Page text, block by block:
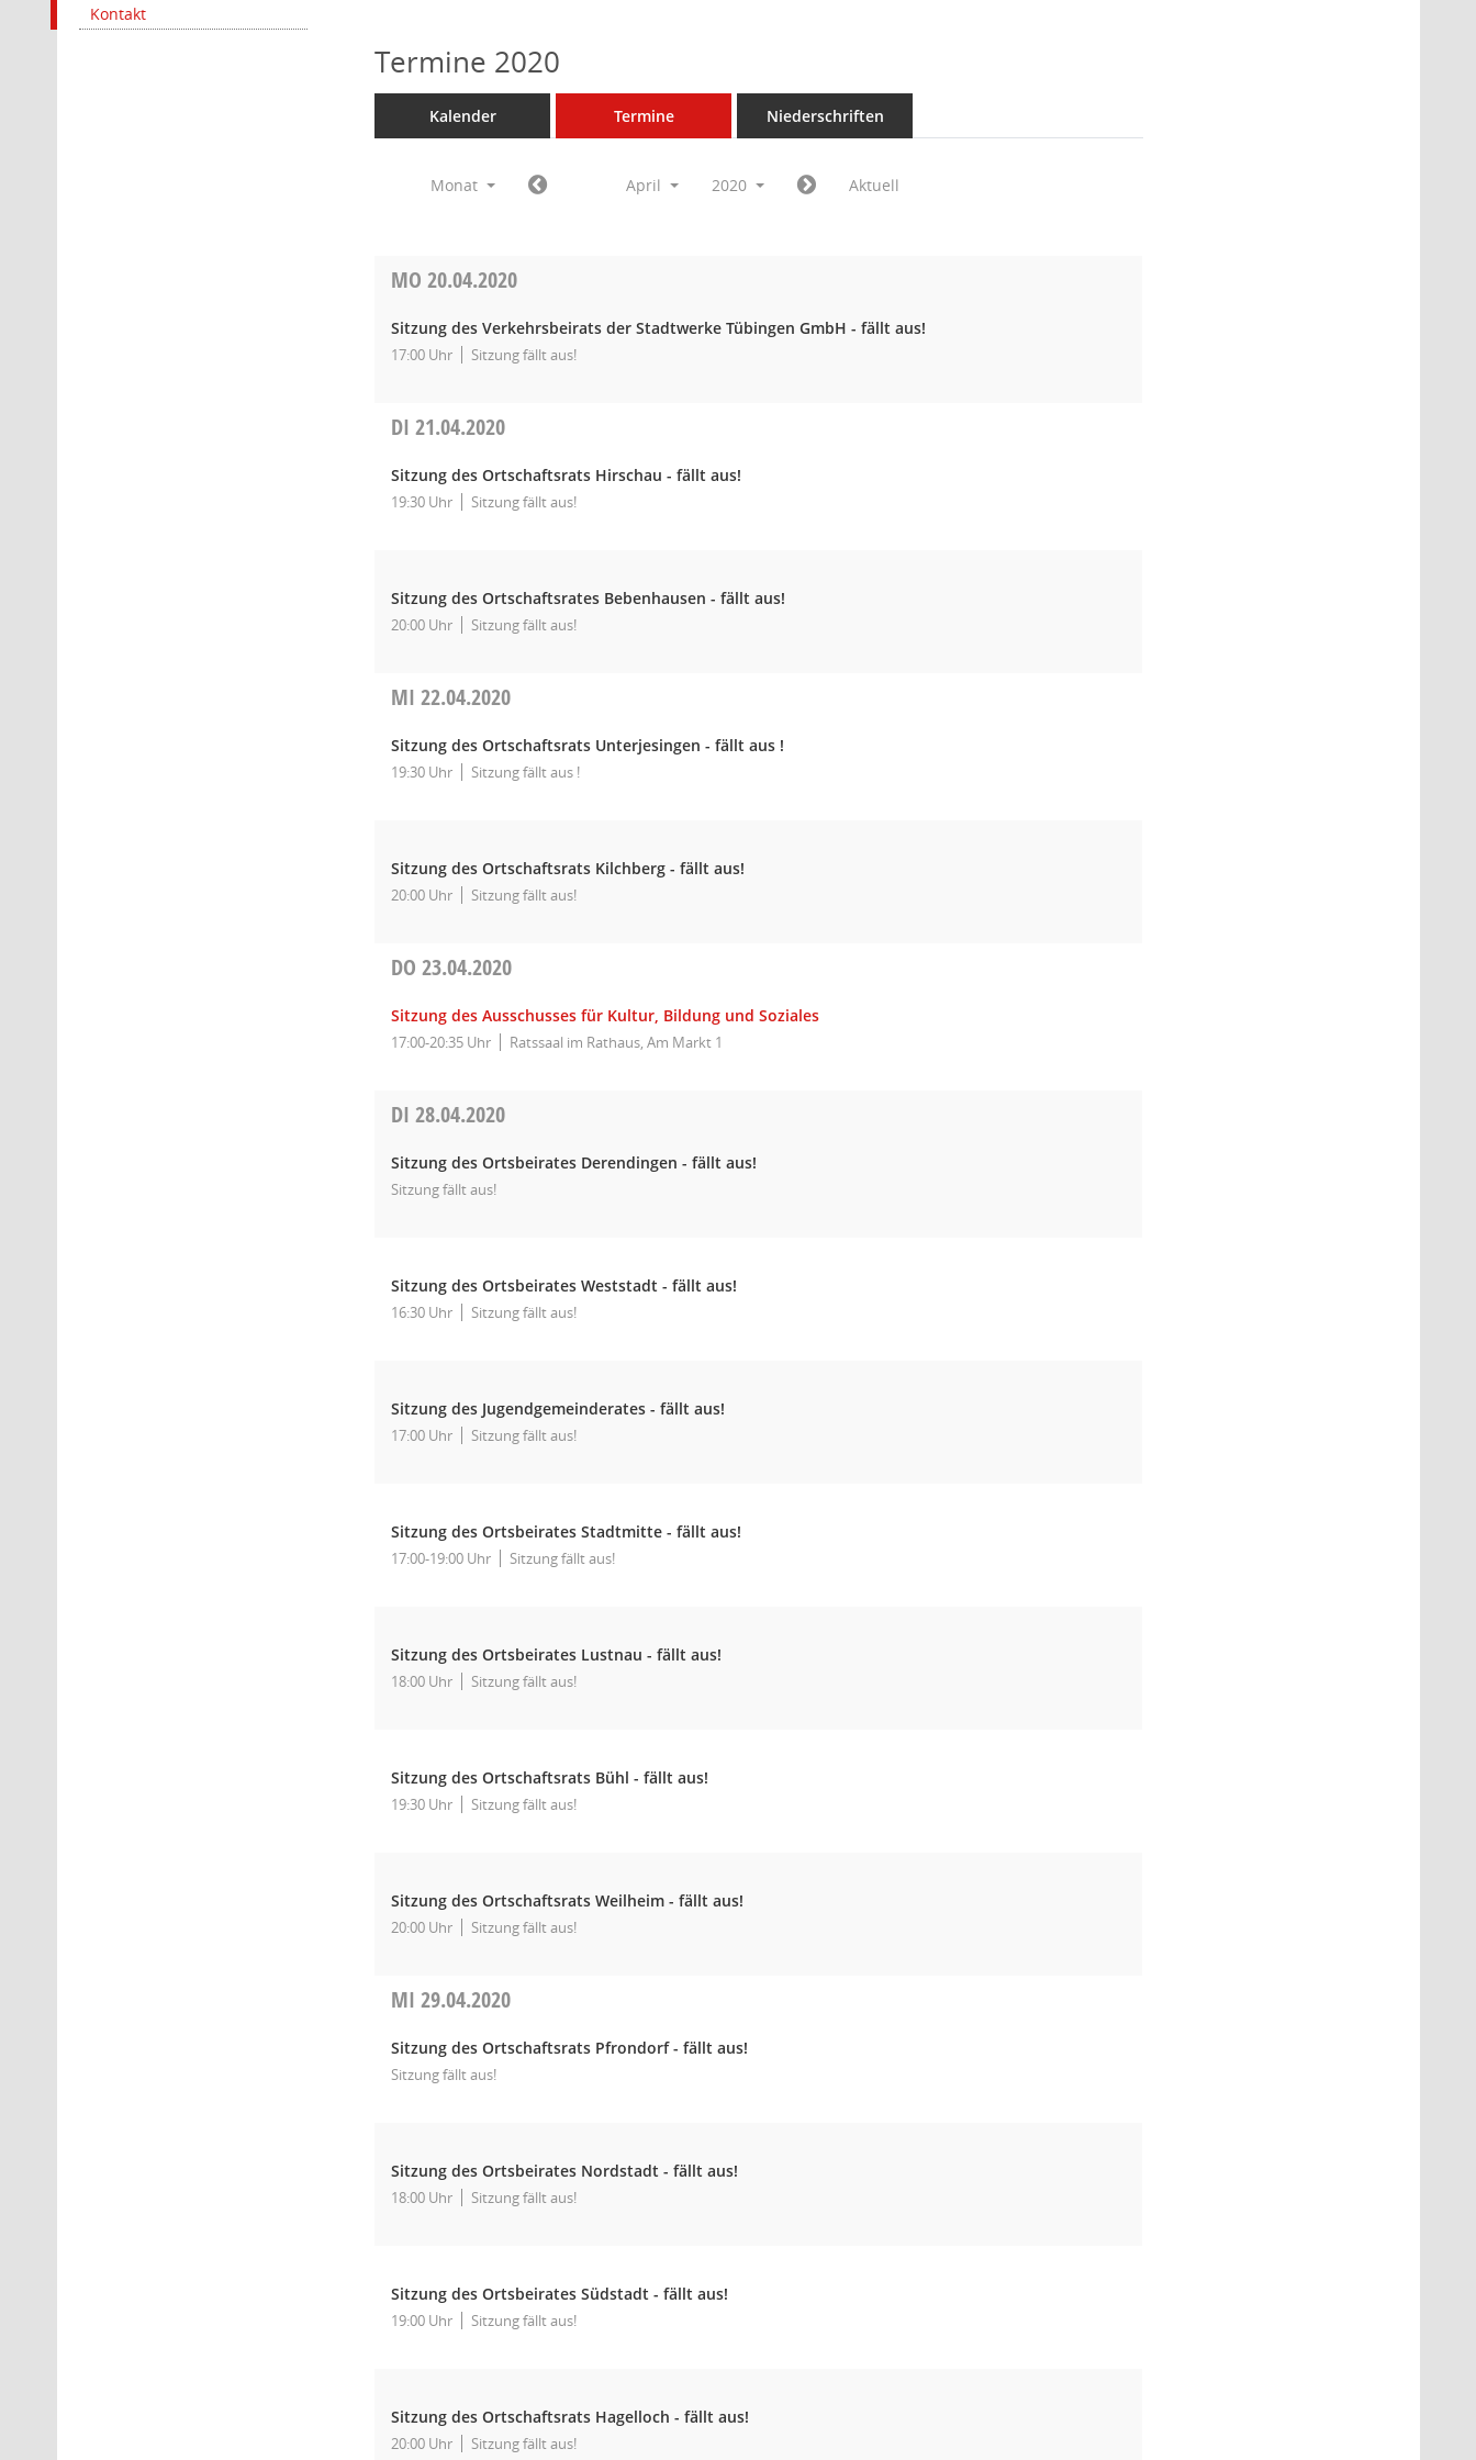
Kontakt
Termine 2020
Kalender Termine Niederschriften
Monat April 2020 Aktuell
MO20.04.2020
Sitzung des Verkehrsbeirats der Stadtwerke Tübingen GmbH - fällt aus!
17:00 Uhr Sitzung fällt aus!
DI21.04.2020
Sitzung des Ortschaftsrats Hirschau - fällt aus!
19:30 Uhr Sitzung fällt aus!
Sitzung des Ortschaftsrates Bebenhausen - fällt aus!
20:00 Uhr Sitzung fällt aus!
MI22.04.2020
Sitzung des Ortschaftsrats Unterjesingen - fällt aus !
19:30 Uhr Sitzung fällt aus !
Sitzung des Ortschaftsrats Kilchberg - fällt aus!
20:00 Uhr Sitzung fällt aus!
DO23.04.2020
Sitzung des Ausschusses für Kultur, Bildung und Soziales
17:00-20:35 Uhr Ratssaal im Rathaus, Am Markt 1
DI28.04.2020
Sitzung des Ortsbeirates Derendingen - fällt aus!
Sitzung fällt aus!
Sitzung des Ortsbeirates Weststadt - fällt aus!
16:30 Uhr Sitzung fällt aus!
Sitzung des Jugendgemeinderates - fällt aus!
17:00 Uhr Sitzung fällt aus!
Sitzung des Ortsbeirates Stadtmitte - fällt aus!
17:00-19:00 Uhr Sitzung fällt aus!
Sitzung des Ortsbeirates Lustnau - fällt aus!
18:00 Uhr Sitzung fällt aus!
Sitzung des Ortschaftsrats Bühl - fällt aus!
19:30 Uhr Sitzung fällt aus!
Sitzung des Ortschaftsrats Weilheim - fällt aus!
20:00 Uhr Sitzung fällt aus!
MI29.04.2020
Sitzung des Ortschaftsrats Pfrondorf - fällt aus!
Sitzung fällt aus!
Sitzung des Ortsbeirates Nordstadt - fällt aus!
18:00 Uhr Sitzung fällt aus!
Sitzung des Ortsbeirates Südstadt - fällt aus!
19:00 Uhr Sitzung fällt aus!
Sitzung des Ortschaftsrats Hagelloch - fällt aus!
20:00 Uhr Sitzung fällt aus!